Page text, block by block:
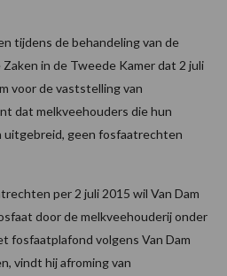
tijdens de behandeling van de
in de Tweede Kamer dat 2 juli
voor de vaststelling van
dat melkveehouders die hun
uitgebreid, geen fosfaatrechten
per 2 juli 2015 wil Van Dam
door de melkveehouderij onder
fosfaatplafond volgens Van Dam
vindt hij afroming van